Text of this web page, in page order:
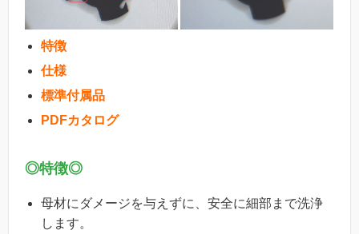
特徴
仕様
標準付属品
PDFカタログ
◎特徴◎
母材にダメージを与えずに、安全に細部まで洗浄
します。